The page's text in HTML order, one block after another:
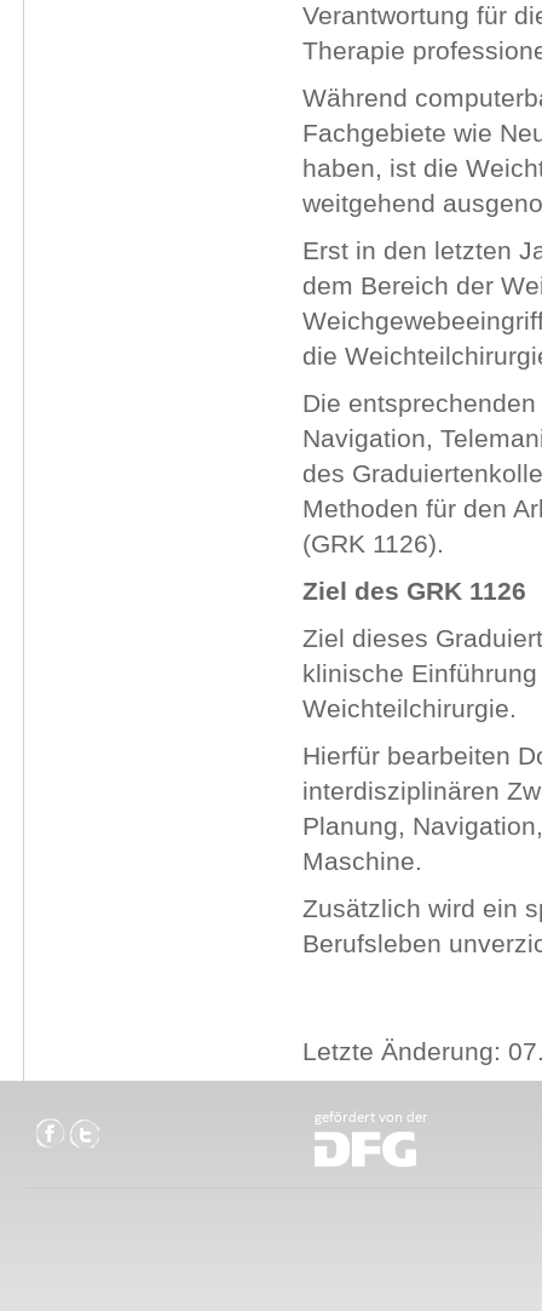
Verantwortung für
Therapie
Während
Fachgebiete wie
haben, ist die
weitgehend
Erst in den letzten
dem Bereich der
die
Die
Navigation,
des
Methoden für den
(GRK 1126).
Ziel des GRK 1126
Ziel dieses
klinische
Weichteilchirurgie.
Hierfür bearbeiten
interdisziplinären
Planung,
Maschine.
Zusätzlich wird ein
Berufsleben
Letzte Änderung: